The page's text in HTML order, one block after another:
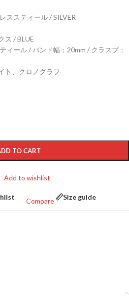
スティール / SILVER
ス / BLUE
ール / バンド幅：20mm / クラスプ：
、クロノグラフ
TO CART
Add to wishlist
Compare
Size guide